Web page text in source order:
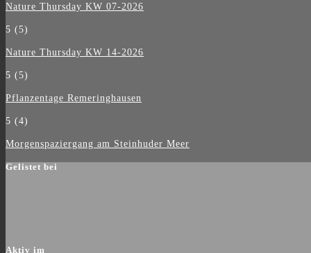
Nature Thursday KW 07-2026
5 (5)
Nature Thursday KW 14-2026
5 (5)
Pflanzentage Remeringhausen
5 (4)
Morgenspaziergang am Steinhuder Meer
Gelistet bei
Aktiv im